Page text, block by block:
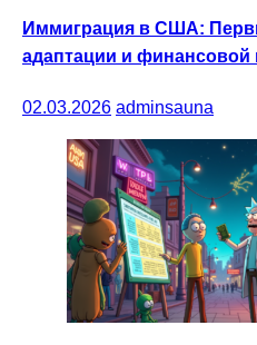
Иммиграция в США:
адаптации и финансовой
02.03.2026 adminsauna